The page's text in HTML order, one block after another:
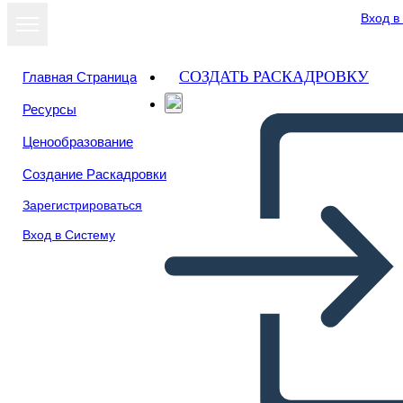
Вход
Главная Страница
Ресурсы
Ценообразование
Создание Раскадровки
Зарегистрироваться
Вход в Систему
СОЗДАТЬ РАСКАДРОВКУ